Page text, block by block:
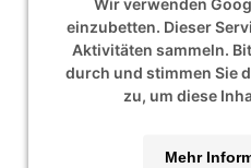
einzubetten. Dieser
Aktivitäten sammeln.
durch und stimmen Sie
zu, um diese
Mehr